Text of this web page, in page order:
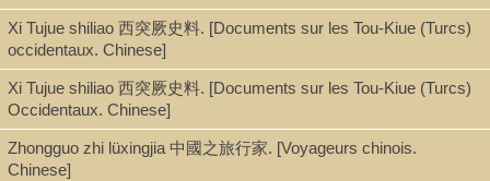
Shelf
Stacks
Call Number
Xi Tujue shiliao 西突厥史料. [Documents sur les Tou-Kiue (Turcs)
occidentaux. Chinese]
Xi Tujue shiliao 西突厥史料. [Documents sur les Tou-Kiue (Turcs)
Occidentaux. Chinese]
Zhongguo zhi lüxingjia 中國之旅行家. [Voyageurs chinois.
Chinese]